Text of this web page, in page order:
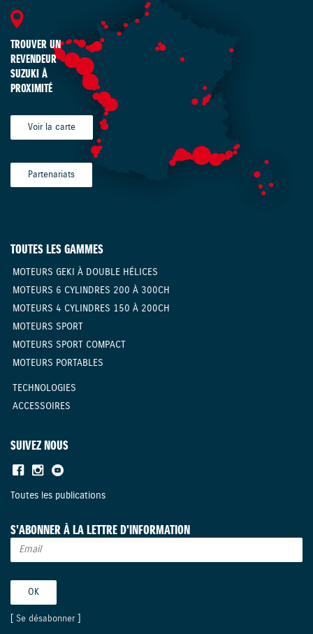
TROUVER UN
REVENDEUR
SUZUKI À
PROXIMITÉ
Voir la carte
Partenariats
TOUTES LES GAMMES
MOTEURS GEKI À DOUBLE HÉLICES
MOTEURS 6 CYLINDRES 200 À 300CH
MOTEURS 4 CYLINDRES 150 À 200CH
MOTEURS SPORT
MOTEURS SPORT COMPACT
MOTEURS PORTABLES
TECHNOLOGIES
ACCESSOIRES
SUIVEZ NOUS
Toutes les publications
S'ABONNER À LA LETTRE D'INFORMATION
Se désabonner